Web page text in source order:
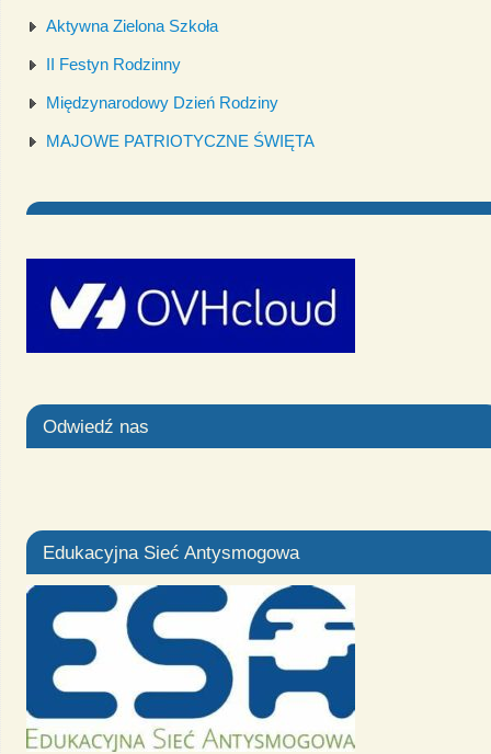
Aktywna Zielona Szkoła
II Festyn Rodzinny
Międzynarodowy Dzień Rodziny
MAJOWE PATRIOTYCZNE ŚWIĘTA
Odwiedź nas
Edukacyjna Sieć Antysmogowa